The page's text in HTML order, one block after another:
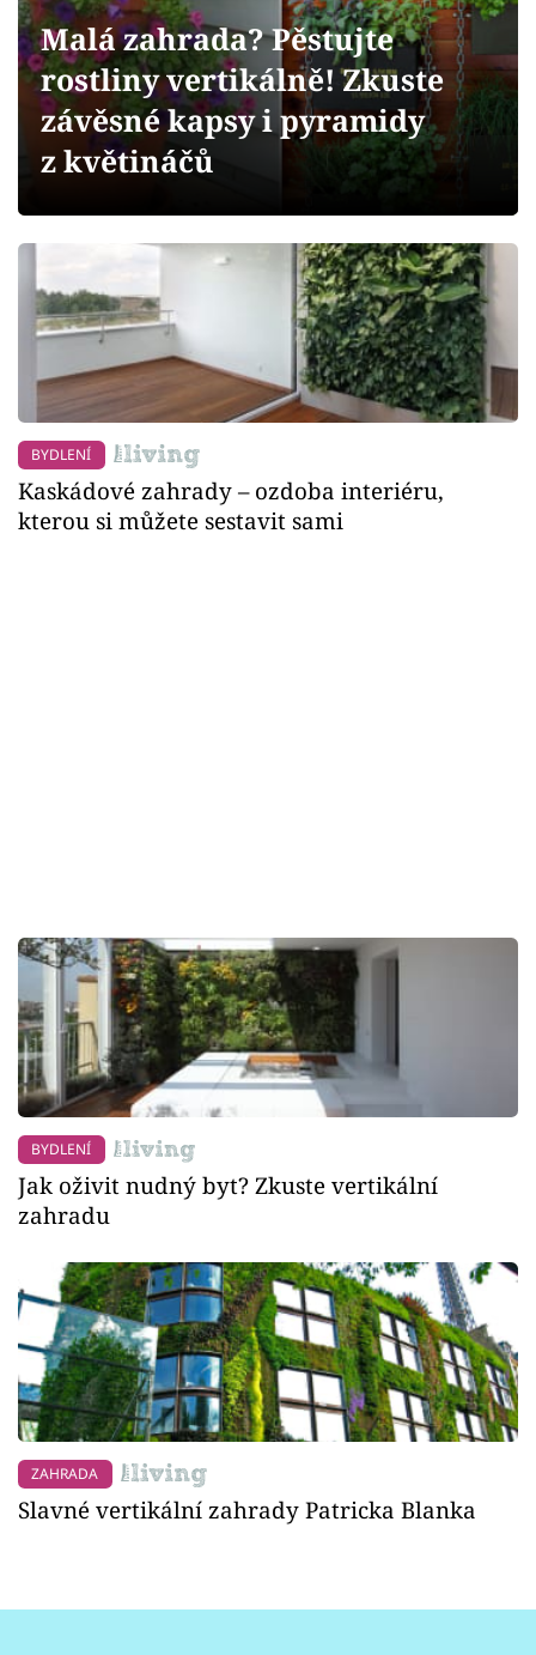
Přihlášení
Sledujte nás
Malá zahrada? Pěstujte
rostliny vertikálně! Zkuste
závěsné kapsy i pyramidy
z květináčů
BYDLENÍ
Kaskádové zahrady – ozdoba interiéru,
kterou si můžete sestavit sami
BYDLENÍ
Jak oživit nudný byt? Zkuste vertikální
zahradu
ZAHRADA
Slavné vertikální zahrady Patricka Blanka